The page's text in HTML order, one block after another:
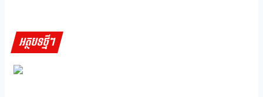
អត្ថបទថ្មីៗ